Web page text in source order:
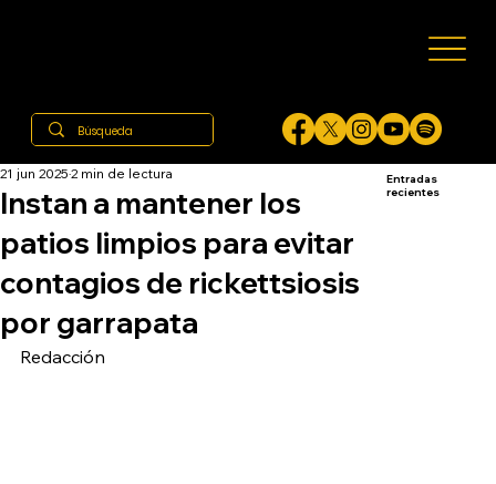
Instan a mantener los
patios limpios para evitar
contagios de rickettsiosis
por garrapata
21 jun 2025 2 min de lectura
Redacción
Entradas
recientes